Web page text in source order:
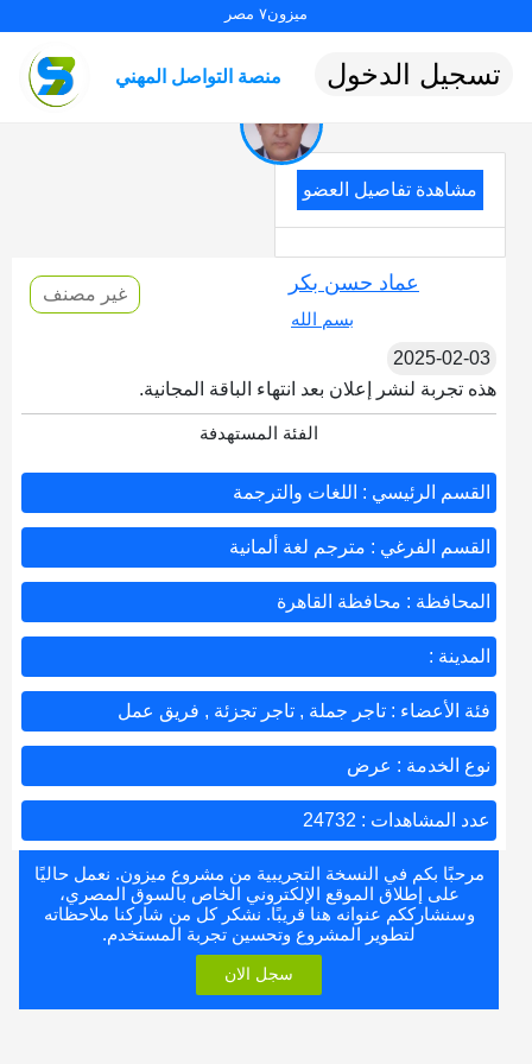
ميزون٧ مصر
منصة التواصل المهني تسجيل الدخول
مشاهدة تفاصيل العضو
عماد حسن بكر غير مصنف
بسم الله
2025-02-03
هذه تجربة لنشر إعلان بعد انتهاء الباقة المجانية.
الفئة المستهدفة
القسم الرئيسي : اللغات والترجمة
القسم الفرغي : مترجم لغة ألمانية
المحافظة : محافظة القاهرة
المدينة :
فئة الأعضاء : تاجر جملة , تاجر تجزئة , فريق عمل
نوع الخدمة : عرض
عدد المشاهدات : 24732
مرحبًا بكم في النسخة التجريبية من مشروع ميزون. نعمل حاليًا
على إطلاق الموقع الإلكتروني الخاص بالسوق المصري،
وسنشارككم عنوانه هنا قريبًا. نشكر كل من شاركنا ملاحظاته
لتطوير المشروع وتحسين تجربة المستخدم.
سجل الان